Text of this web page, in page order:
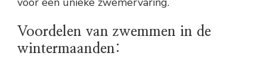
Voordelen van zwemmen in de
wintermaanden: